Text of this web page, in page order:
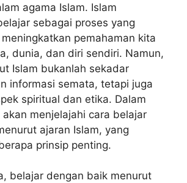
agama Islam. Islam
sebagai proses yang
pemahaman kita
dunia, dan diri sendiri. Namun,
Islam bukanlah sekadar
informasi semata, tetapi juga
spiritual dan etika. Dalam
menjelajahi cara belajar
ajaran Islam, yang
prinsip penting.
belajar dengan baik menurut